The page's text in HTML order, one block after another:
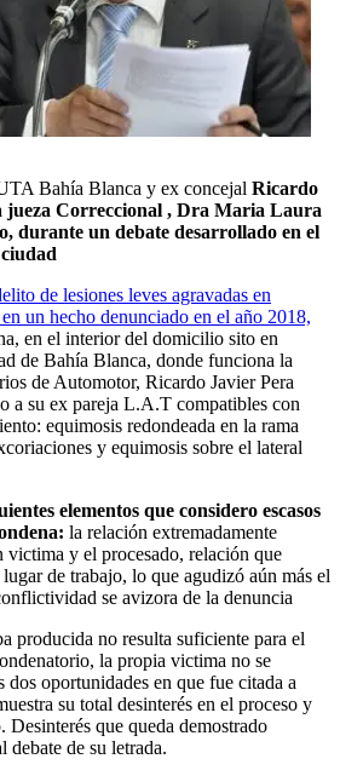
Bahía Blanca y ex concejal Ricardo
jueza Correccional , Dra Maria Laura
durante un debate desarrollado en el
de lesiones leves agravadas en
un hecho denunciado en el año 2018,
en el interior del domicilio sito en
de Bahía Blanca, donde funciona la
de Automotor, Ricardo Javier Pera
a su ex pareja L.A.T compatibles con
equimosis redondeada en la rama
y equimosis sobre el lateral
elementos que considero escasos
la relación extremadamente
y el procesado, relación que
de trabajo, lo que agudizó aún más el
se avizora de la denuncia
producida no resulta suficiente para el
la propia victima no se
dos oportunidades en que fue citada a
su total desinterés en el proceso y
Desinterés que queda demostrado
debate de su letrada.